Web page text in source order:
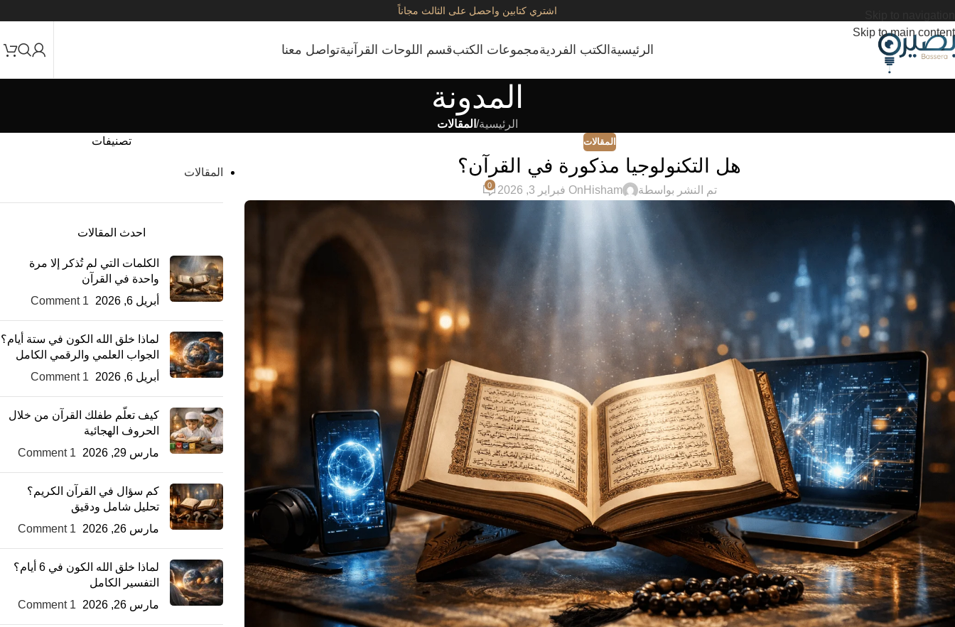
Skip to main content
اشتري كتابين واحصل على الثالث مجاناً
الرئيسيةالكتب الفرديةمجموعات الكتبقسم اللوحات القرآنيةتواصل معنا
المدونة
الرئيسية/ المقالات
المقالات
هل التكنولوجيا مذكورة في القرآن؟
تم النشر بواسطة Hisham On فبراير 3, 2026 0
تصنيفات
المقالات
احدث المقالات
الكلمات التي لم تُذكر إلا مرة
واحدة في القرآن
أبريل 6, 2026
1 Comment
لماذا خلق الله الكون في ستة أيام؟
الجواب العلمي والرقمي الكامل
أبريل 6, 2026
1 Comment
كيف تعلّم طفلك القرآن من خلال
الحروف الهجائية
مارس 29, 2026
1 Comment
كم سؤال في القرآن الكريم؟
تحليل شامل ودقيق
مارس 26, 2026
1 Comment
لماذا خلق الله الكون في 6 أيام؟
التفسير الكامل
مارس 26, 2026
1 Comment